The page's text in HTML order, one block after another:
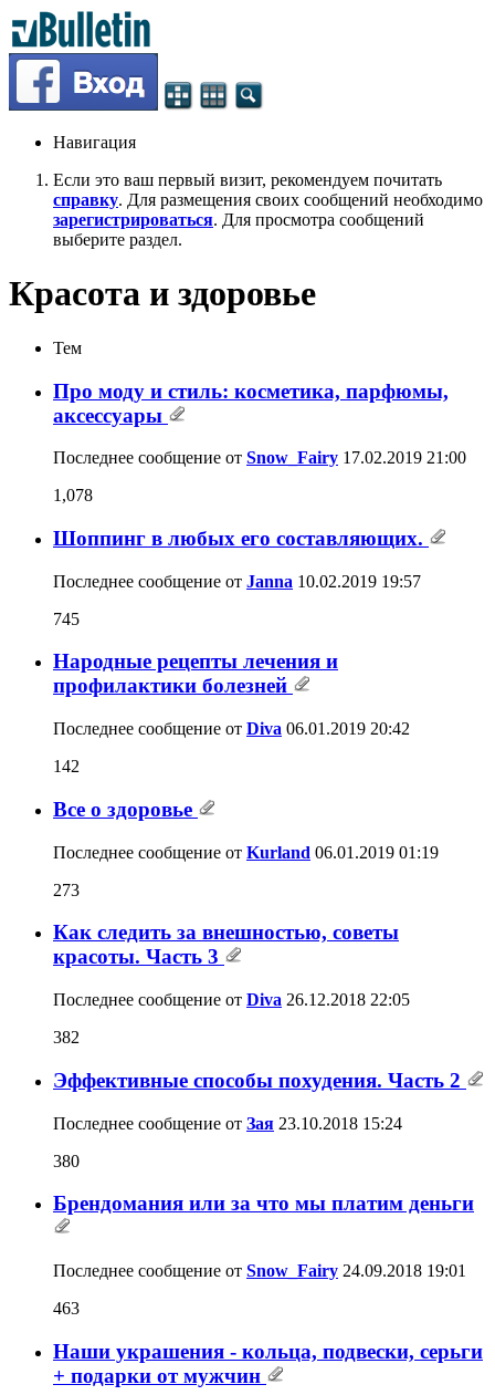
Навигация
Если это ваш первый визит, рекомендуем почитать
справку. Для размещения своих сообщений необходимо
зарегистрироваться. Для просмотра сообщений
выберите раздел.
Красота и здоровье
Тем
Про моду и стиль: косметика, парфюмы,
аксессуары
Последнее сообщение от Snow_Fairy 17.02.2019 21:00
1,078
Шоппинг в любых его составляющих.
Последнее сообщение от Janna 10.02.2019 19:57
745
Народные рецепты лечения и
профилактики болезней
Последнее сообщение от Diva 06.01.2019 20:42
142
Все о здоровье
Последнее сообщение от Kurland 06.01.2019 01:19
273
Как следить за внешностью, советы
красоты. Часть 3
Последнее сообщение от Diva 26.12.2018 22:05
382
Эффективные способы похудения. Часть 2
Последнее сообщение от Зая 23.10.2018 15:24
380
Брендомания или за что мы платим деньги
Последнее сообщение от Snow_Fairy 24.09.2018 19:01
463
Наши украшения - кольца, подвески, серьги
+ подарки от мужчин